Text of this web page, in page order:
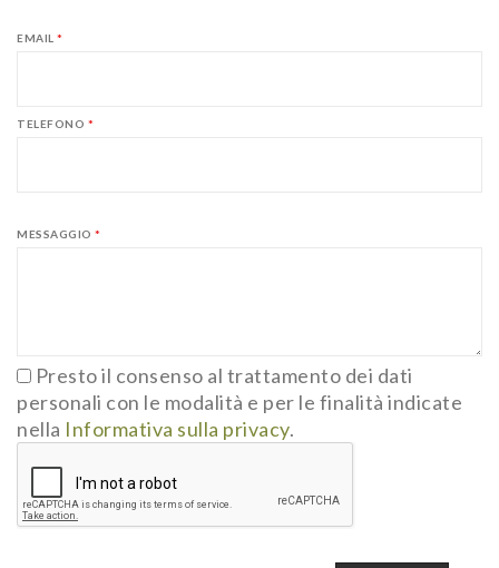
EMAIL *
TELEFONO *
MESSAGGIO *
Presto il consenso al trattamento dei dati
personali con le modalità e per le finalità indicate
nella Informativa sulla privacy.